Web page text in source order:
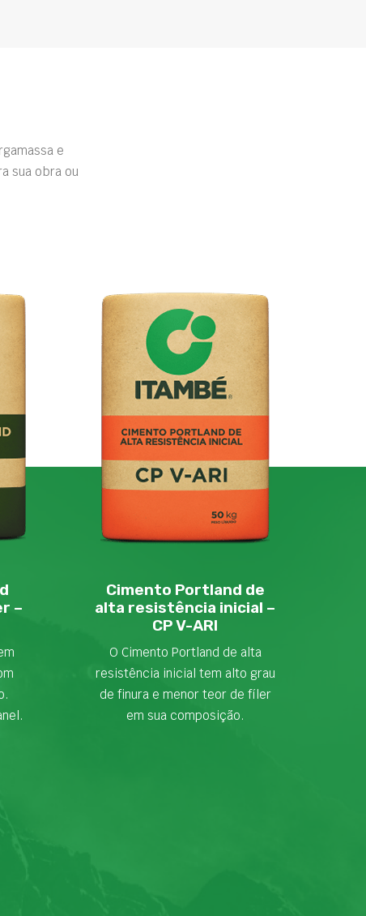
e
sua obra ou
–
Cimento Portland de
alta resistência inicial –
CP V-ARI
O Cimento Portland de alta
resistência inicial tem alto grau
de finura e menor teor de fíler
em sua composição.